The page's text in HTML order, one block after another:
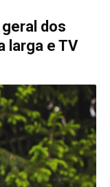
dos
larga e TV